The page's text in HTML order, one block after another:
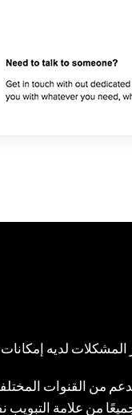
لديه
من القنوات
جميعًا من علامة